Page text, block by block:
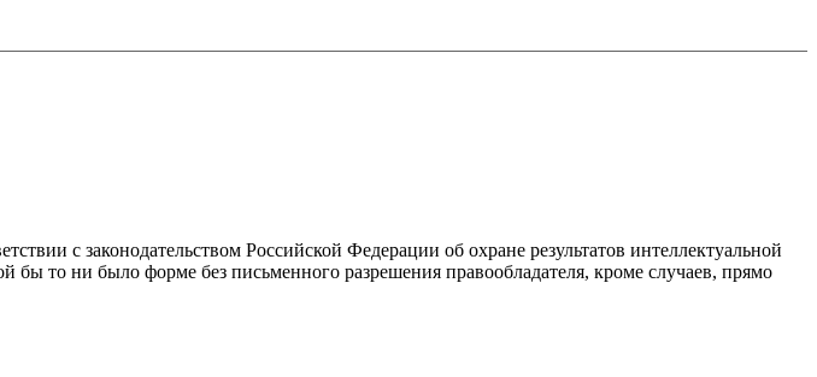
с законодательством Российской Федерации об охране результатов интеллектуальной
то ни было форме без письменного разрешения правообладателя, кроме случаев, прямо